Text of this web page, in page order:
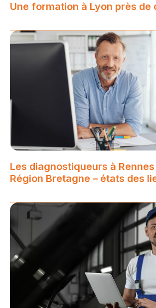
Une formation à Lyon près de
Les diagnostiqueurs à
Région Bretagne – états des